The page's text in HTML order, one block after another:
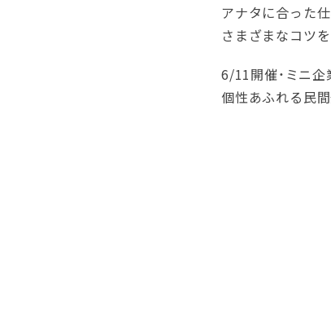
アナタに合った
さまざまなコツ
6/11開催・ミニ
個性あふれる民